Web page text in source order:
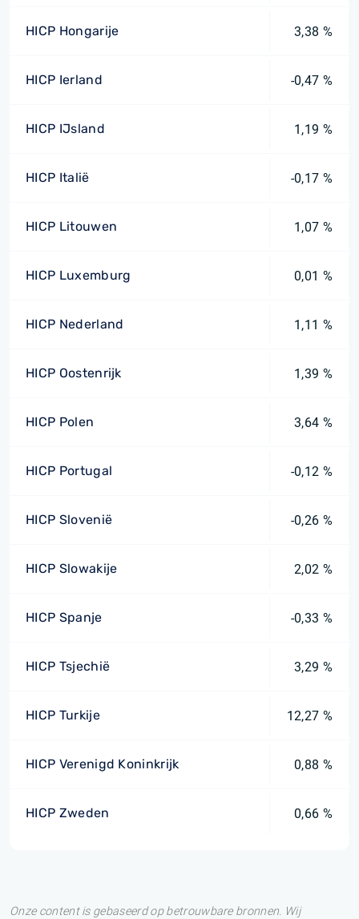
HICP Hongarije 3,38 %
HICP Ierland -0,47 %
HICP IJsland 1,19 %
HICP Italië -0,17 %
HICP Litouwen 1,07 %
HICP Luxemburg 0,01 %
HICP Nederland 1,11 %
HICP Oostenrijk 1,39 %
HICP Polen 3,64 %
HICP Portugal -0,12 %
HICP Slovenië -0,26 %
HICP Slowakije 2,02 %
HICP Spanje -0,33 %
HICP Tsjechië 3,29 %
HICP Turkije 12,27 %
HICP Verenigd Koninkrijk 0,88 %
HICP Zweden 0,66 %
Onze content is gebaseerd op betrouwbare bronnen. Wij